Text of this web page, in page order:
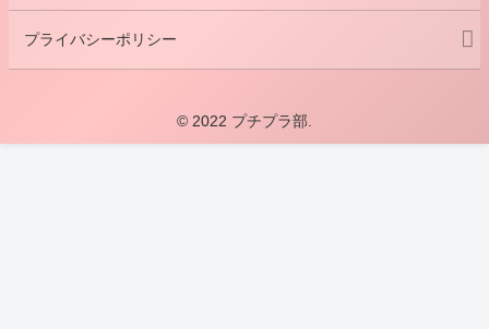
プライバシーポリシー
© 2022 プチプラ部.